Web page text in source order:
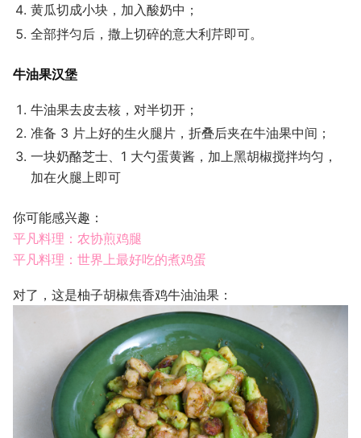
黄瓜切成小块，加入酸奶中；
全部拌匀后，撒上切碎的意大利芹即可。
牛油果汉堡
牛油果去皮去核，对半切开；
准备 3 片上好的生火腿片，折叠后夹在牛油果中间；
一块奶酪芝士、1 大勺蛋黄酱，加上黑胡椒搅拌均匀，
加在火腿上即可
你可能感兴趣：
平凡料理：农协煎鸡腿
平凡料理：世界上最好吃的煮鸡蛋
对了，这是柚子胡椒焦香鸡牛油油果：